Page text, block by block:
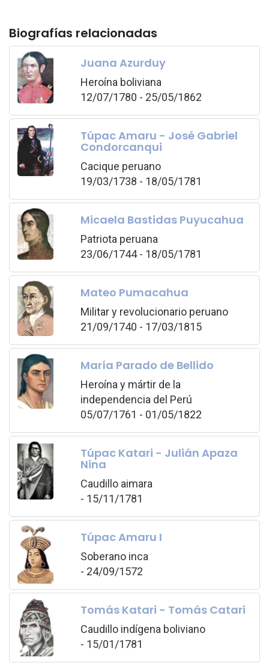
Biografías relacionadas
Juana Azurduy
Heroína boliviana
12/07/1780 - 25/05/1862
Túpac Amaru - José Gabriel
Condorcanqui
Cacique peruano
19/03/1738 - 18/05/1781
Micaela Bastidas Puyucahua
Patriota peruana
23/06/1744 - 18/05/1781
Mateo Pumacahua
Militar y revolucionario peruano
21/09/1740 - 17/03/1815
María Parado de Bellido
Heroína y mártir de la
independencia del Perú
05/07/1761 - 01/05/1822
Túpac Katari - Julián Apaza
Nina
Caudillo aimara
- 15/11/1781
Túpac Amaru I
Soberano inca
- 24/09/1572
Tomás Katari - Tomás Catari
Caudillo indígena boliviano
- 15/01/1781